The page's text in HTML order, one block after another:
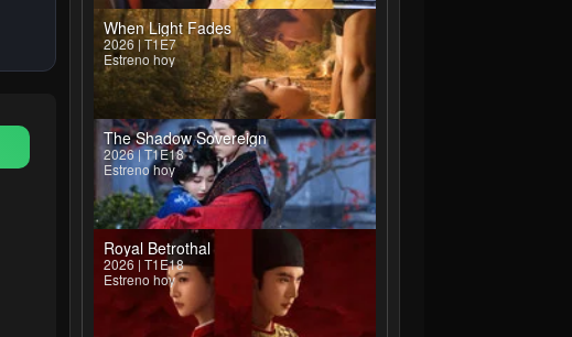
When Light Fades
2026 | T1E7
Estreno hoy
The Shadow Sovereign
2026 | T1E18
Estreno hoy
Royal Betrothal
2026 | T1E18
Estreno hoy